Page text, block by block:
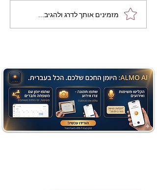
מתכון מנצח עוגת מייפל
שוקולד בחושה וקלה - זיוה
מזמינים אותך לדרג ולהגיב...